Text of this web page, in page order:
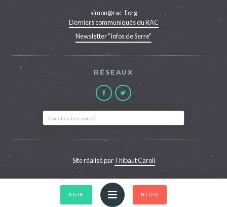
AGIR BLOG
simon@rac-f.org
Derniers communiqués du RAC
Newsletter "Infos de Serre"
RÉSEAUX
Site réalisé parThibaut Caroli